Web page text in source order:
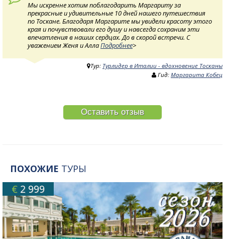
Мы искренне хотим поблагодарить Маргариту за
прекрасные и удивительные 10 дней нашего путешествия
по Тоскане. Благодаря Маргарите мы увидели красоту этого
края и почувствовали его душу и навсегда сохраним эти
впечатления в наших сердцах. До в скорой встречи. С
уважением Женя и АллаПодробнее>
Тур: Турлидер в Италии - вдохновение Тосканы
Гид: Маргарита Кобец
Оставить отзыв
ПОХОЖИЕ ТУРЫ
€ 2 999